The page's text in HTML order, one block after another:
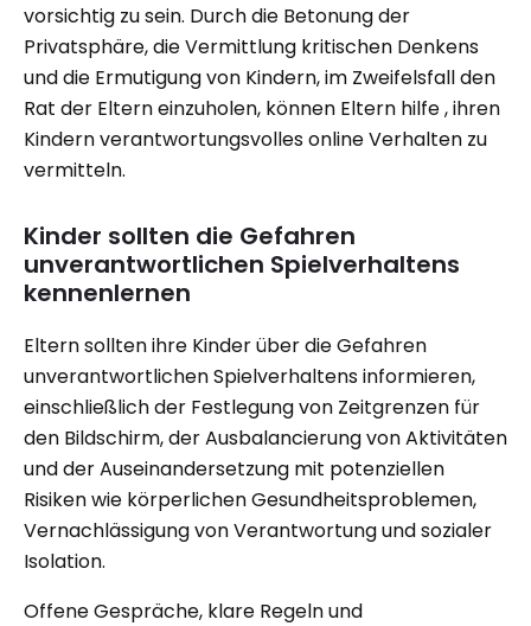
vorsichtig zu sein. Durch die Betonung der
Privatsphäre, die Vermittlung kritischen Denkens
und die Ermutigung von Kindern, im Zweifelsfall den
Rat der Eltern einzuholen, können Eltern hilfe , ihren
Kindern verantwortungsvolles online Verhalten zu
vermitteln.
Kinder sollten die Gefahren
unverantwortlichen Spielverhaltens
kennenlernen
Eltern sollten ihre Kinder über die Gefahren
unverantwortlichen Spielverhaltens informieren,
einschließlich der Festlegung von Zeitgrenzen für
den Bildschirm, der Ausbalancierung von Aktivitäten
und der Auseinandersetzung mit potenziellen
Risiken wie körperlichen Gesundheitsproblemen,
Vernachlässigung von Verantwortung und sozialer
Isolation.
Offene Gespräche, klare Regeln und